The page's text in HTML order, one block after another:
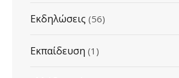
Εκδηλώσεις (56)
Εκπαίδευση (1)